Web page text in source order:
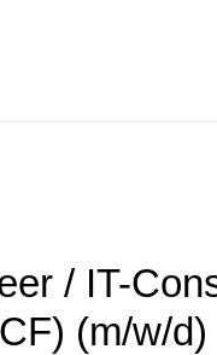
/ IT-
(m/w/d)